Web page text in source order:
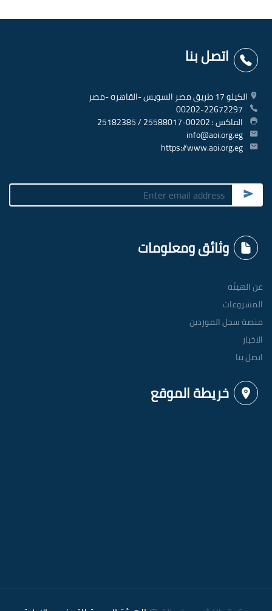
اتصل بنا
الكيلو 17 طريق مصر السويس -القاهره -مصر
00202-22672297
الفاكس : 00202-25588017 / 25182385
info@aoi.org.eg
https://www.aoi.org.eg
Submit
وثائق ومعلومات
عن الهيئه
المشروعات
منصة سجل الموردين
الاخبار
اتصل بنا
خريطة الموقع